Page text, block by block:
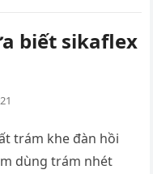
biết sikaflex
trám khe đàn hồi
dùng trám nhét